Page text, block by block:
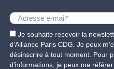
Je souhaite recevoir la
d’Alliance Paris CDG. Je peux
désinscrire à tout moment. Pour
d'informations, je peux me référer